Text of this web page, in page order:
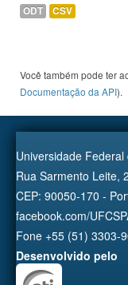
ODT CSV
Você também pode ter
Documentação da API).
Universidade
Rua Sarmento Leite,
CEP: 90050-170 -
facebook.com/
Fone +55 (51) 3303-
Desenvolvido pelo